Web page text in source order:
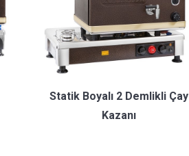
Statik Boyalı 2 Demlikli Çay
Kazanı